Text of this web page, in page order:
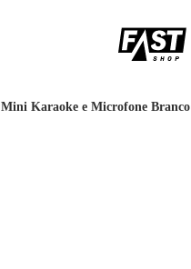
Mini Karaoke e Microfone Branco